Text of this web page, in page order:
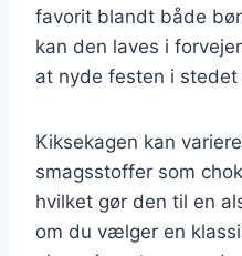
favorit blandt både
kan den laves i
at nyde festen i
Kiksekagen kan
smagsstoffer som
hvilket gør den til en
om du vælger en